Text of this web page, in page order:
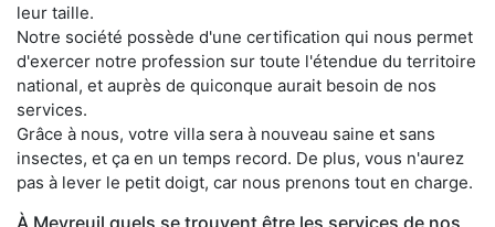
leur taille.
Notre société possède d'une certification qui nous permet
d'exercer notre profession sur toute l'étendue du territoire
national, et auprès de quiconque aurait besoin de nos
services.
Grâce à nous, votre villa sera à nouveau saine et sans
insectes, et ça en un temps record. De plus, vous n'aurez
pas à lever le petit doigt, car nous prenons tout en charge.
À Meyreuil quels se trouvent être les services de nos